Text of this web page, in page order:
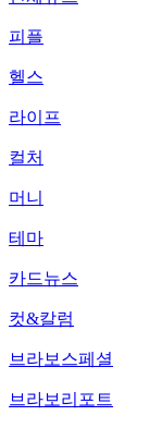
피플
헬스
라이프
컬처
머니
테마
카드뉴스
컷&칼럼
브라보스페셜
브라보리포트